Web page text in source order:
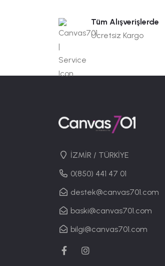
Tüm Alışverişlerde
Ücretsiz Kargo
İZMİR / TÜRKİYE
0(850) 441 47 01
destek@canvas701.com
baski@canvas701.com
bilgi@canvas701.com